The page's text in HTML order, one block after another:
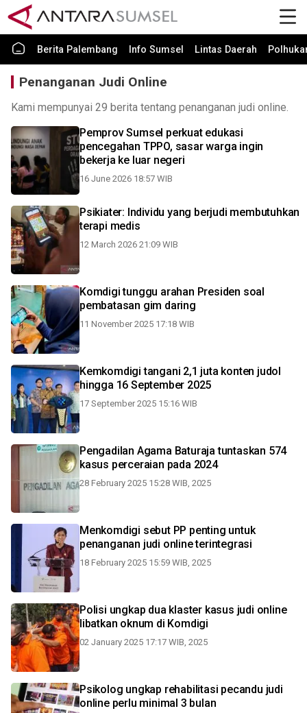
Berita Palembang Info Sumsel Lintas Daerah
Penanganan Judi Online
Kami mempunyai 29 berita tentang penanganan judi online.
Pemprov Sumsel perkuat edukasi
pencegahan TPPO, sasar warga ingin
bekerja ke luar negeri
16 June 2026 18:57 WIB
Psikiater: Individu yang berjudi membutuhkan
terapi medis
12 March 2026 21:09 WIB
Komdigi tunggu arahan Presiden soal
pembatasan gim daring
11 November 2025 17:18 WIB
Kemkomdigi tangani 2,1 juta konten judol
hingga 16 September 2025
17 September 2025 15:16 WIB
Pengadilan Agama Baturaja tuntaskan 574
kasus perceraian pada 2024
28 February 2025 15:28 WIB, 2025
Menkomdigi sebut PP penting untuk
penanganan judi online terintegrasi
18 February 2025 15:59 WIB, 2025
Polisi ungkap dua klaster kasus judi online
libatkan oknum di Komdigi
02 January 2025 17:17 WIB, 2025
Psikolog ungkap rehabilitasi pecandu judi
online perlu minimal 3 bulan